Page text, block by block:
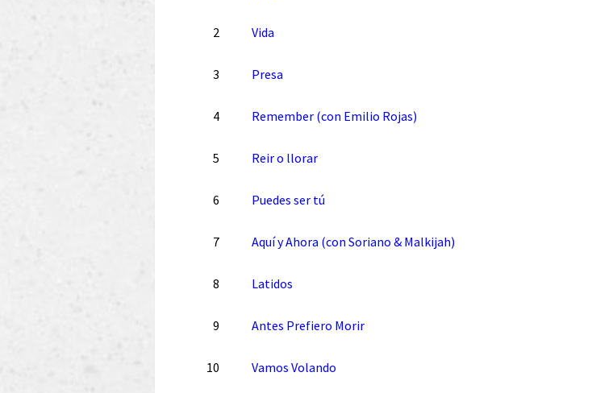
2 Vida
3 Presa
4 Remember (con Emilio Rojas)
5 Reir o llorar
6 Puedes ser tú
7 Aquí y Ahora (con Soriano & Malkijah)
8 Latidos
9 Antes Prefiero Morir
10 Vamos Volando